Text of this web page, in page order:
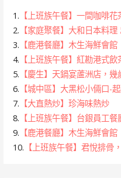
1. 【上班族午餐】一間咖啡
2. 【家庭聚餐】大和日本料理
3. 【鹿港餐廳】木生海鮮會館
4. 【上班族午餐】紅勘港式
5. 【慶生】天鍋宴蘆洲店，
6. 【城中區】大黑松小倆口-
7. 【大直熱炒】珍海味熱炒
8. 【上班族午餐】台銀員工
9. 【鹿港餐廳】木生海鮮會館
10. 【上班族午餐】君悅排骨